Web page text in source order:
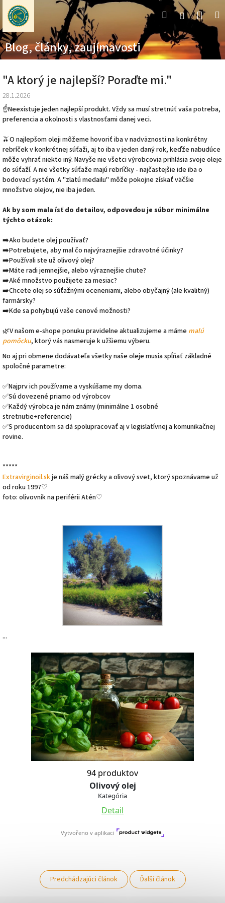
Prejsť
obsah
HľadaťPrihlásenie
Blog, články, zaujímavosti
"A ktorý je najlepší? Poraďte mi."
28.1.2026
☝️Neexistuje jeden najlepší produkt. Vždy sa musí stretnúť vaša potreba,
preferencia a okolnosti s vlastnosťami danej veci.
🫒O najlepšom oleji môžeme hovoriť iba v nadväznosti na konkrétny
rebríček v konkrétnej súťaži, aj to iba v jeden daný rok, keďže nabudúce
môže vyhrať niekto iný. Navyše nie všetci výrobcovia prihlásia svoje oleje
do súťaží. A nie všetky súťaže majú rebríčky - najčastejšie ide iba o
bodovací systém. A "zlatú medailu" môže pokojne získať väčšie
množstvo olejov, nie iba jeden.
Ak by som mala ísť do detailov, odpoveďou je súbor minimálne
týchto otázok:
➡️Ako budete olej používať?
➡️Potrebujete, aby mal čo najvýraznejšie zdravotné účinky?
➡️Používali ste už olivový olej?
➡️Máte radi jemnejšie, alebo výraznejšie chute?
➡️Aké množstvo použijete za mesiac?
➡️Chcete olej so súťažnými oceneniami, alebo obyčajný (ale kvalitný)
farmársky?
➡️Kde sa pohybujú vaše cenové možnosti?
🌿V našom e-shope ponuku pravidelne aktualizujeme a máme malú
pomôcku, ktorý vás nasmeruje k užšiemu výberu.
No aj pri obmene dodávateľa všetky naše oleje musia spĺňať základné
spoločné parametre:
✅Najprv ich používame a vyskúšame my doma.
✅Sú dovezené priamo od výrobcov
✅Každý výrobca je nám známy (minimálne 1 osobné
stretnutie+referencie)
✅S producentom sa dá spolupracovať aj v legislatívnej a komunikačnej
rovine.
*****
Extravirginoil.skje náš malý grécky a olivový svet, ktorý spoznávame už
od roku 1997♡
foto: olivovník na periférii Atén♡
...
Predchádzajúci článok Ďalší článok